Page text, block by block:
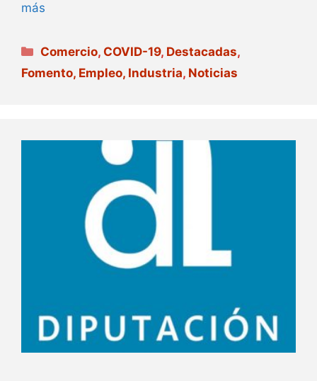
más
Categorías
Comercio,COVID-19, Destacadas,
Fomento, Empleo, Industria, Noticias